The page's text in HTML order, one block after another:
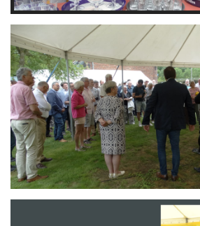
Branding
ARMCHAIR